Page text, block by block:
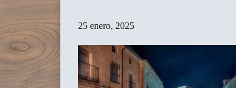
25 enero, 2025